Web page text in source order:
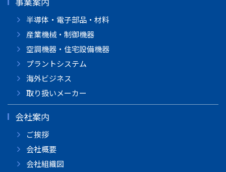
半導体・電子部品・材料
産業機械・制御機器
空調機器・住宅設備機器
プラントシステム
海外ビジネス
取り扱いメーカー
会社案内
ご挨拶
会社概要
会社組織図